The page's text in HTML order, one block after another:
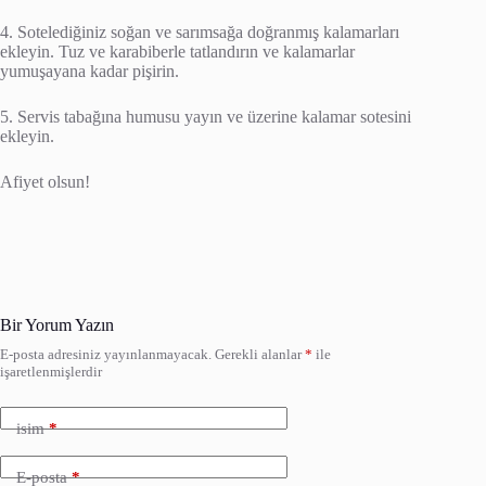
4. Sotelediğiniz soğan ve sarımsağa doğranmış kalamarları
ekleyin. Tuz ve karabiberle tatlandırın ve kalamarlar
yumuşayana kadar pişirin.
5. Servis tabağına humusu yayın ve üzerine kalamar sotesini
ekleyin.
Afiyet olsun!
Bir Yorum Yazın
E-posta adresiniz yayınlanmayacak. Gerekli alanlar* ile
işaretlenmişlerdir
isim*
E-posta*